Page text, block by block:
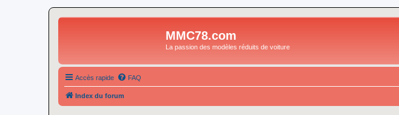
MMC78.com
La passion des modèles réduits de voiture
Accès rapide FAQ
Index du forum